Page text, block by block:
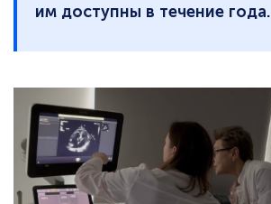
им доступны в течение года.